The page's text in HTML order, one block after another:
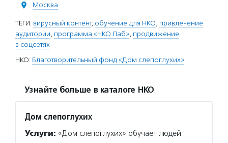
Москва
ТЕГИ: вирусный контент, обучение для НКО, привлечение
аудитории, программа «НКО Лаб», продвижение
в соцсетях
НКО: Благотворительный фонд «Дом слепоглухих»
Узнайте больше в каталоге НКО
Дом слепоглухих
Услуги: «Дом слепоглухих» обучает людей